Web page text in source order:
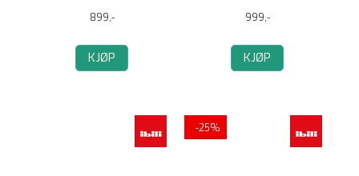
899,-
KJØP
999,-
KJØP
-25%